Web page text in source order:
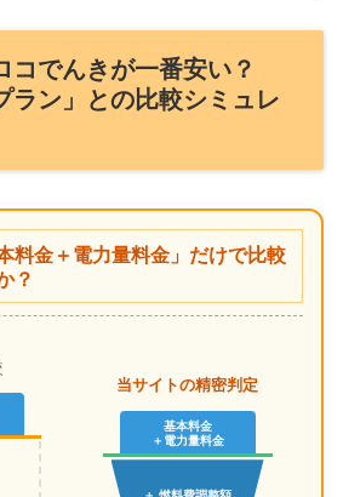
コでんきが一番安い？
ラン」との比較シミュレ
料金＋電力量料金」だけで比較
？
当サイトの精密判定
基本料金
＋電力量料金